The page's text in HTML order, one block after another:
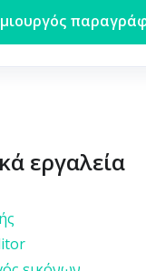
εργαλεία